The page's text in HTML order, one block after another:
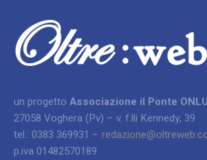
un progettoAssociazione il Ponte
27058 Voghera (Pv) – v. f.lli Kennedy, 39
tel.: 0383 369931 –
p.iva 01482570189